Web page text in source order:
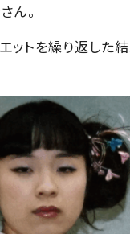
ん。
トを繰り返した